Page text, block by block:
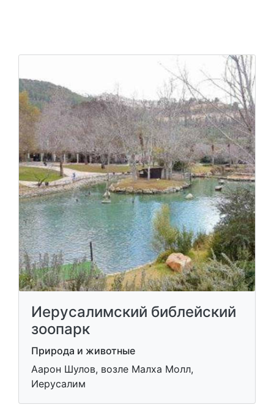
Иерусалимский библейский
зоопарк
Природа и животные
Аарон Шулов, возле Малха Молл,
Иерусалим